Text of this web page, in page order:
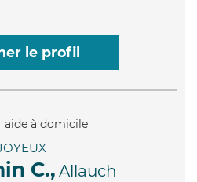
le profil
C., Allauch